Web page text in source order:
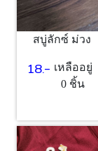
สบู่ลักซ์ ม่วง
18.- เหลืออยู่
0 ชิ้น